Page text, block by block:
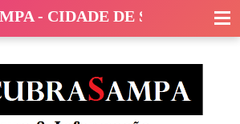
- CIDADE DE SÃO PAULO